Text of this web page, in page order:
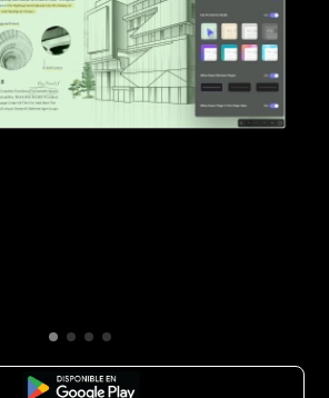
Descarga Gratuita